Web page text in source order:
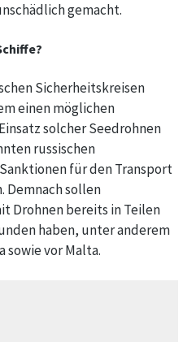
gemacht.
Sicherheitskreisen
einen möglichen
solcher Seedrohnen
russischen
für den Transport
Demnach sollen
Drohnen bereits in Teilen
haben, unter anderem
sowie vor Malta.